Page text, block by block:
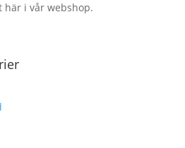
i vår webshop.